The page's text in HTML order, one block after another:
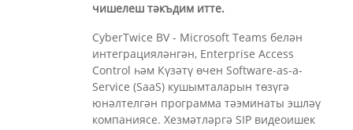
чишелеш тәкъдим итте.
CyberTwice BV - Microsoft Teams белән
интеграцияләнгән, Enterprise Access
Control һәм Күзәтү өчен Software-as-a-
Service (SaaS) кушымталарын төзүгә
юнәлтелгән программа тәэминаты эшләү
компаниясе. Хезмәтләргә SIP видеоишек